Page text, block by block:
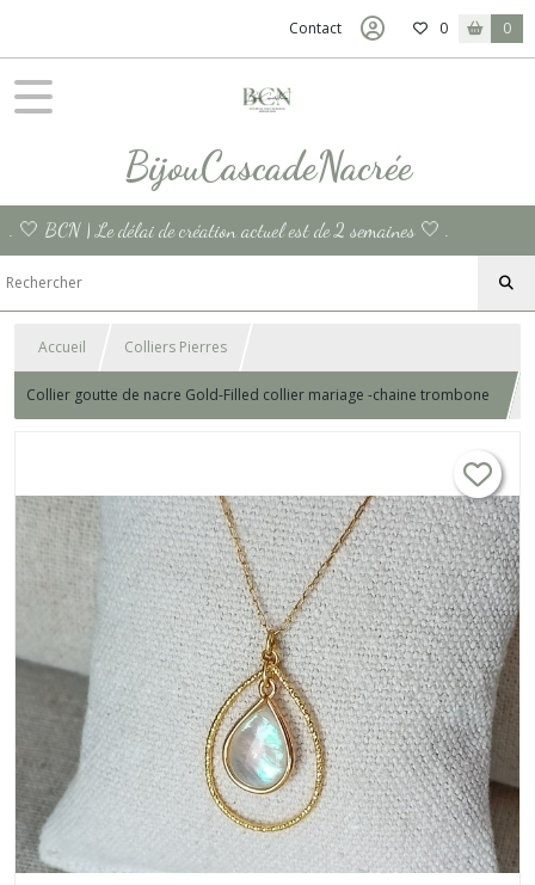
Contact 0 0
BijouCascadeNacrée
. 🤍 BCN | Le délai de création actuel est de 2 semaines 🤍 .
Accueil Colliers Pierres
Collier goutte de nacre Gold-Filled collier mariage -chaine trombone